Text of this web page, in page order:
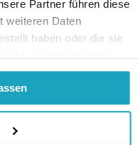
Partner führen diese
weiteren Daten
haben oder die sie
Cookies, wenn Sie